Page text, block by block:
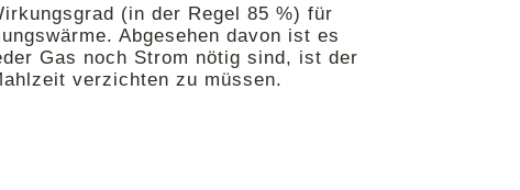
(in der Regel 85 %) für
Abgesehen davon ist es
Gas noch Strom nötig sind, ist der
verzichten zu müssen.